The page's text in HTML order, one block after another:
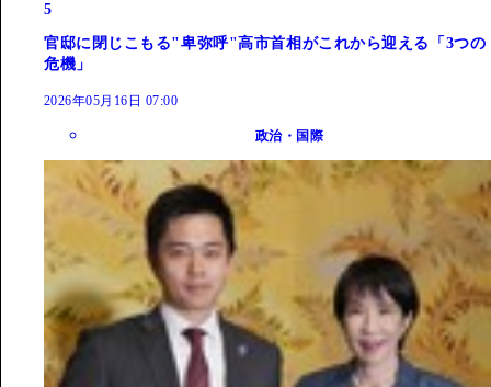
5
官邸に閉じこもる"卑弥呼"高市首相がこれから迎える「3つの
危機」
2026年05月16日 07:00
政治・国際